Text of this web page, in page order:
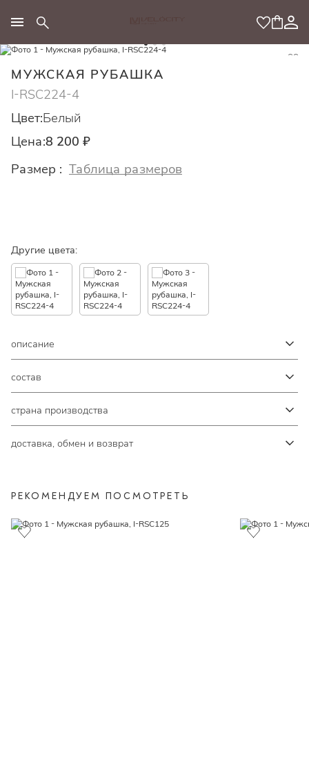
МУЖСКАЯ РУБАШКА
I-RSC224-4
Цвет:Белый
Цена:8 200 ₽
Размер : Таблица размеров
Другие цвета:
описание
состав
страна производства
доставка, обмен и возврат
РЕКОМЕНДУЕМ ПОСМОТРЕТЬ